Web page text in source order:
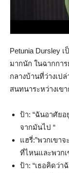
Petunia Dursley
มากนัก ในฉากกา
กลางบ้านที่ว่างเป
สนทนาระหว่างเข
ป้า: “ฉันอาศัย
จากมันไป “
แฮรี่:”พวกเขา
ที่ไหนและพวกเ
ป้า: “เธอคิดว่า